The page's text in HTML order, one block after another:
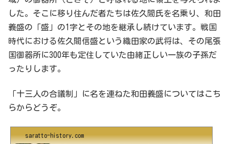
した。そこに移り住んだ者たちは佐久間氏を名乗り、和田
義盛の「盛」の1字とその地を継承し続けています。戦国
時代における佐久間信盛という織田家の武将は、その尾張
国御器所に300年も定住していた由緒正しい一族の子孫だ
ったりします。
「十三人の合議制」に名を連ねた和田義盛についてはこち
らからどうぞ。
saratto-history.com